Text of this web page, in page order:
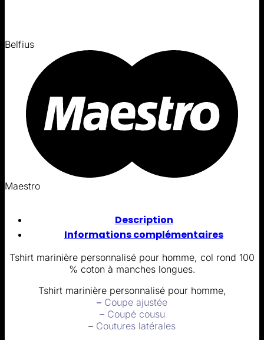
Belfius
Maestro
Description
Informations complémentaires
Tshirt marinière personnalisé pour homme, col rond 100
% coton à manches longues.
Tshirt marinière personnalisé pour homme,
– Coupe ajustée
– Coupé cousu
– Coutures latérales